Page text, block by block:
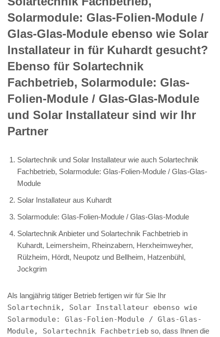
Solarmodule: Glas-Folien-Module /
Glas-Glas-Module ebenso wie Solar
Installateur in für Kuhardt gesucht?
Ebenso für Solartechnik
Fachbetrieb, Solarmodule: Glas-
Folien-Module / Glas-Glas-Module
und Solar Installateur sind wir Ihr
Partner
Solartechnik und Solar Installateur wie auch Solartechnik
Fachbetrieb, Solarmodule: Glas-Folien-Module / Glas-Glas-
Module
Solar Installateur aus Kuhardt
Solarmodule: Glas-Folien-Module / Glas-Glas-Module
Solartechnik Anbieter und Solartechnik Fachbetrieb in
Kuhardt, Leimersheim, Rheinzabern, Herxheimweyher,
Rülzheim, Hördt, Neupotz und Bellheim, Hatzenbühl,
Jockgrim
Als langjährig tätiger Betrieb fertigen wir für Sie Ihr
Solartechnik, Solar Installateur ebenso wie
Solarmodule: Glas-Folien-Module / Glas-Glas-
Module, Solartechnik Fachbetrieb so, dass Ihnen die